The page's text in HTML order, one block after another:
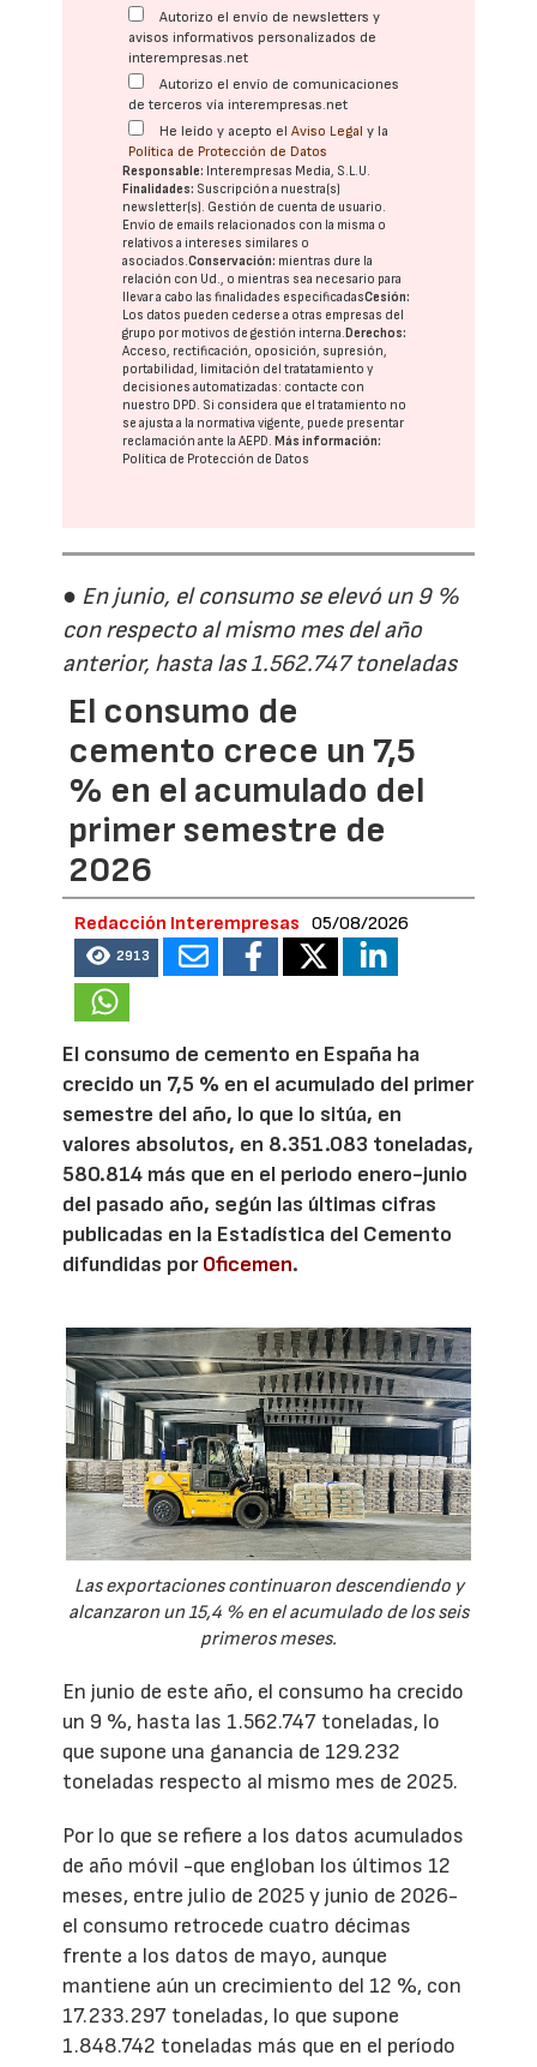
Autorizo el envío de newsletters y
avisos informativos personalizados de
interempresas.net
Autorizo el envío de comunicaciones
de terceros vía interempresas.net
He leído y acepto elAviso Legal y la
Política de Protección de Datos
Responsable: Interempresas Media, S.L.U.
Finalidades: Suscripción a nuestra(s)
newsletter(s). Gestión de cuenta de usuario.
Envío de emails relacionados con la misma o
relativos a intereses similares o
asociados.Conservación: mientras dure la
relación con Ud., o mientras sea necesario para
llevar a cabo las finalidades especificadasCesión:
Los datos pueden cederse a otras empresas del
grupo por motivos de gestión interna.Derechos:
Acceso, rectificación, oposición, supresión,
portabilidad, limitación del tratatamiento y
decisiones automatizadas: contacte con
nuestro DPD. Si considera que el tratamiento no
se ajusta a la normativa vigente, puede presentar
reclamación ante laAEPD.Más información:
Política de Protección de Datos
● En junio, el consumo se elevó un 9 %
con respecto al mismo mes del año
anterior, hasta las 1.562.747 toneladas
El consumo de
cemento crece un 7,5
% en el acumulado del
primer semestre de
2026
Redacción Interempresas 05/08/2026
2913
El consumo de cemento en España ha
crecido un 7,5 % en el acumulado del primer
semestre del año, lo que lo sitúa, en
valores absolutos, en 8.351.083 toneladas,
580.814 más que en el periodo enero-junio
del pasado año, según las últimas cifras
publicadas en la Estadística del Cemento
difundidas porOficemen.
Las exportaciones continuaron descendiendo y
alcanzaron un 15,4 % en el acumulado de los seis
primeros meses.
En junio de este año, el consumo ha crecido
un 9 %, hasta las 1.562.747 toneladas, lo
que supone una ganancia de 129.232
toneladas respecto al mismo mes de 2025.
Por lo que se refiere a los datos acumulados
de año móvil -que engloban los últimos 12
meses, entre julio de 2025 y junio de 2026-
el consumo retrocede cuatro décimas
frente a los datos de mayo, aunque
mantiene aún un crecimiento del 12 %, con
17.233.297 toneladas, lo que supone
1.848.742 toneladas más que en el período